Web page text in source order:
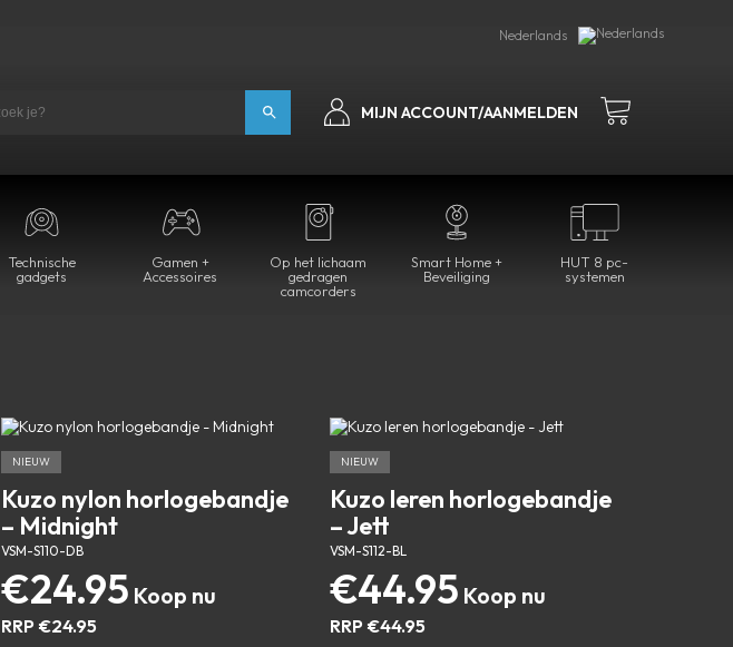
Nederlands
MIJN ACCOUNT/AANMELDEN
Technische
gadgets
Gamen +
Accessoires
Op het lichaam
gedragen
camcorders
Smart Home +
Beveiliging
HUT 8 pc-
systemen
NIEUW
Kuzo nylon horlogebandje
– Midnight
VSM-S110-DB
€24.95
RRP €24.95
NIEUW
Kuzo leren horlogebandje
– Jett
VSM-S112-BL
€44.95
RRP €44.95